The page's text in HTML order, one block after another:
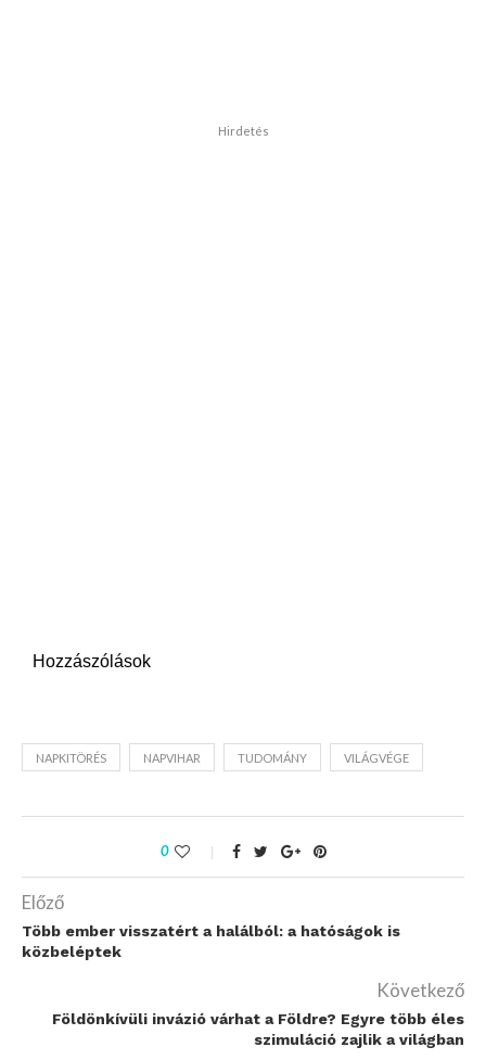
Hirdetés
Hozzászólások
NAPKITÖRÉS NAPVIHAR TUDOMÁNY VILÁGVÉGE
0
Előző
Több ember visszatért a halálból: a hatóságok is
közbeléptek
Következő
Földönkívüli invázió várhat a Földre? Egyre több éles
szimuláció zajlik a világban